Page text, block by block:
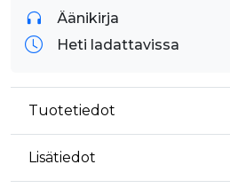
Äänikirja
Heti ladattavissa
Tuotetiedot
Lisätiedot